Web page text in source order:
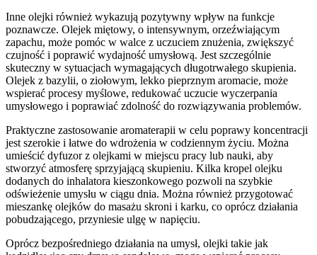
Inne olejki również wykazują pozytywny wpływ na funkcje
poznawcze. Olejek miętowy, o intensywnym, orzeźwiającym
zapachu, może pomóc w walce z uczuciem znużenia, zwiększyć
czujność i poprawić wydajność umysłową. Jest szczególnie
skuteczny w sytuacjach wymagających długotrwałego skupienia.
Olejek z bazylii, o ziołowym, lekko pieprznym aromacie, może
wspierać procesy myślowe, redukować uczucie wyczerpania
umysłowego i poprawiać zdolność do rozwiązywania problemów.
Praktyczne zastosowanie aromaterapii w celu poprawy koncentracji
jest szerokie i łatwe do wdrożenia w codziennym życiu. Można
umieścić dyfuzor z olejkami w miejscu pracy lub nauki, aby
stworzyć atmosferę sprzyjającą skupieniu. Kilka kropel olejku
dodanych do inhalatora kieszonkowego pozwoli na szybkie
odświeżenie umysłu w ciągu dnia. Można również przygotować
mieszankę olejków do masażu skroni i karku, co oprócz działania
pobudzającego, przyniesie ulgę w napięciu.
Oprócz bezpośredniego działania na umysł, olejki takie jak